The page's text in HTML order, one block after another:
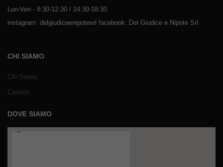
Lun-Ven - 8:30-12:30 / 14:30-18:30
instagram: delgiudiceenipotesrl facebook: Del Giudice e Nipote Srl
CHI SIAMO
Chi Siamo
Contatti
DOVE SIAMO